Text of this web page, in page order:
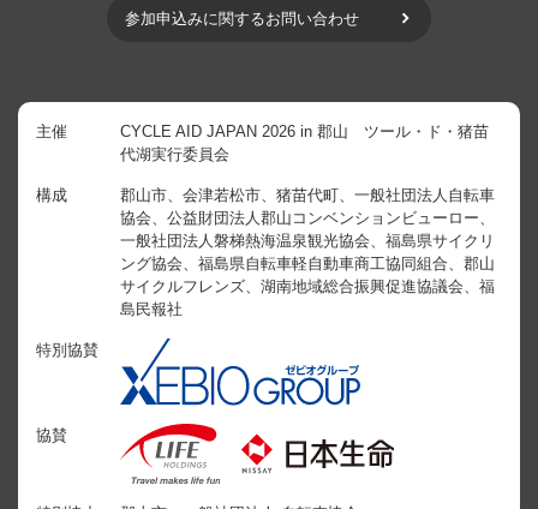
参加申込みに関するお問い合わせ
主催
CYCLE AID JAPAN 2026 in 郡山 ツール・ド・猪苗
代湖実行委員会
構成
郡山市、会津若松市、猪苗代町、一般社団法人自転車
協会、公益財団法人郡山コンベンションビューロー、
一般社団法人磐梯熱海温泉観光協会、福島県サイクリ
ング協会、福島県自転車軽自動車商工協同組合、郡山
サイクルフレンズ、湖南地域総合振興促進協議会、福
島民報社
特別協賛
協賛